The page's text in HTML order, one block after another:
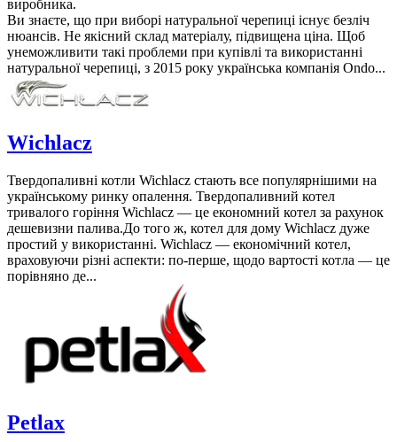
виробника.
Ви знаєте, що при виборі натуральної черепиці існує безліч
нюансів. Не якісний склад матеріалу, підвищена ціна. Щоб
унеможливити такі проблеми при купівлі та використанні
натуральної черепиці, з 2015 року українська компанія Ondо...
Wichlacz
Твердопаливні котли Wichlacz стають все популярнішими на
українському ринку опалення. Твердопаливний котел
тривалого горіння Wichlacz — це економний котел за рахунок
дешевизни палива.До того ж, котел для дому Wichlacz дуже
простий у використанні. Wichlacz — економічний котел,
враховуючи різні аспекти: по-перше, щодо вартості котла — це
порівняно де...
Petlax